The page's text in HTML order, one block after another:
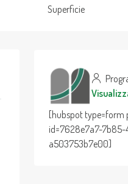
Superficie
[hubspot type=form
id=7628e7a7-
a503753b7e00]